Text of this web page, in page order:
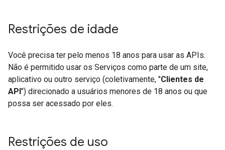
Restrições de idade
Você precisa ter pelo menos 18 anos para usar as APIs.
Não é permitido usar os Serviços como parte de um site,
aplicativo ou outro serviço (coletivamente, "Clientes de
API") direcionado a usuários menores de 18 anos ou que
possa ser acessado por eles.
Restrições de uso